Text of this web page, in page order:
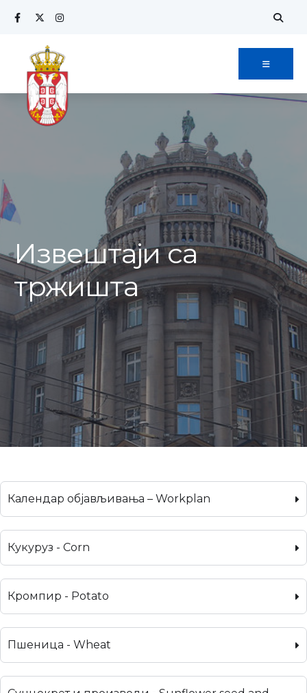
Извештаји са
тржишта
Календар објављивања – Workplan
Кукуруз - Corn
Кромпир - Potato
Пшеница - Wheat